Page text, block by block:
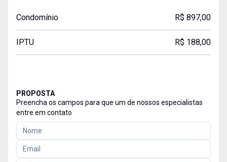
Condomínio R$ 897,00
IPTU R$ 188,00
PROPOSTA
Preencha os campos para que um de nossos especialistas
entre em contato